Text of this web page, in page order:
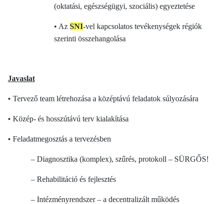
(oktatási, egészségügyi, szociális) egyeztetése
• AzSNI-vel kapcsolatos tevékenységek régiók
szerinti összehangolása
Javaslat
• Tervező team létrehozása a középtávú feladatok súlyozására
• Közép- és hosszútávú terv kialakítása
• Feladatmegosztás a tervezésben
– Diagnosztika (komplex), szűrés, protokoll – SÜRGŐS!
– Rehabilitáció és fejlesztés
– Intézményrendszer – a decentralizált működés